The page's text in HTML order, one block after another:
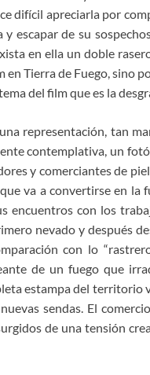
difícil apreciarla por
escapar de su
en ella un doble
en Tierra de Fuego, sino
del film que es la
representación, tan
contemplativa, un
y comerciantes de
va a convertirse en la
encuentros con los
nevado y después
con lo
de un fuego que
estampa del territorio
sendas. El
de una tensión